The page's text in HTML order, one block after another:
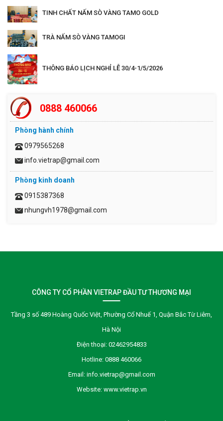
TINH CHẤT NẤM SÒ VÀNG TAMO GOLD
TRÀ NẤM SÒ VÀNG TAMOGI
THÔNG BÁO LỊCH NGHỈ LỄ 30/4-1/5/2026
0888 460066
Phòng hành chính
0979565268
info.vietrap@gmail.com
Phòng kinh doanh
0915387368
nhungvh1978@gmail.com
CÔNG TY CỔ PHẦN VIETRAP ĐẦU TƯ THƯƠNG MẠI
Tầng 3 số 489 Hoàng Quốc Việt, Phường Cổ Nhuế 1, Quận Bắc Từ Liêm,
Hà Nội
Điện thoại:02462954833
Hotline: 0888 460066
Email:info.vietrap@gmail.com
Website:www.vietrap.vn